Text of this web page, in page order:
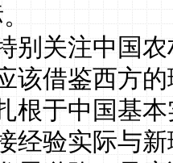
别关注中国
该借鉴西方
根于中国基
经验实际与